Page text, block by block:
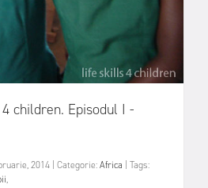
children. Episodul I -
2014 Categorie:Africa
Tags:
,